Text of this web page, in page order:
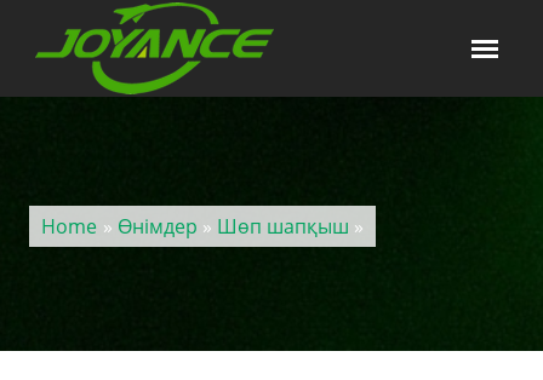
Home » Өнімдер » Шөп шапқыш »